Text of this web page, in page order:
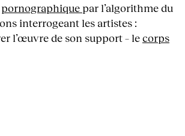
pornographiquepar l’algorithme du
interrogeant les artistes :
l’œuvre de son support – lecorps